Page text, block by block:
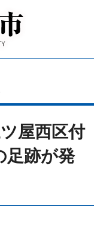
屋西区付
足跡が発